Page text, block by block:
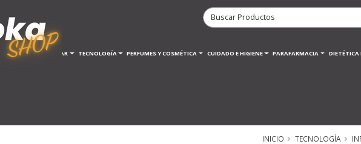
INICIO HOGAR TECNOLOGÍA PERFUMES Y COSMÉTICA CUIDADO E HIGIENE PARAFARMACIA DIETÉTICA
INICIO TECNOLOGÍA